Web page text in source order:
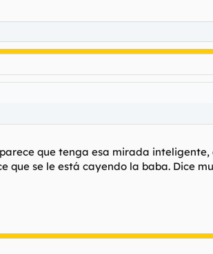
que tenga esa mirada
que se le está cayendo la baba. Dice